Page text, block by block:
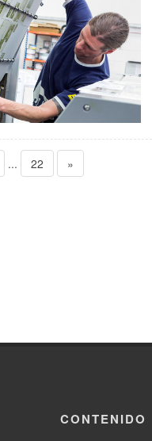
... 22 »
CONTENIDO